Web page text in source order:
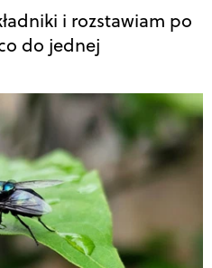
i rozstawiam po
do jednej